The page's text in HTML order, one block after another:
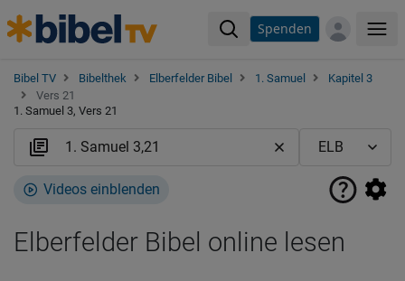
Spenden
Bibel TV Bibelthek Elberfelder Bibel 1. Samuel
Kapitel 3
Vers 21
1. Samuel 3, Vers 21
Videos einblenden
Elberfelder Bibel online lesen